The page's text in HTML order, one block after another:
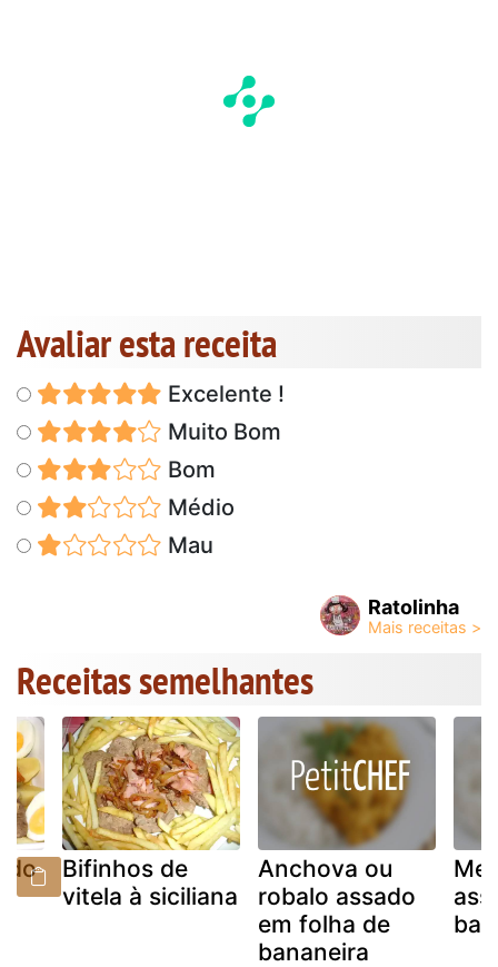
Avaliar esta receita
Excelente !
Muito Bom
Bom
Médio
Mau
Ratolinha
Receitas semelhantes
Bifinhos de
vitela à siciliana
Anchova ou
robalo assado
em folha de
bananeira